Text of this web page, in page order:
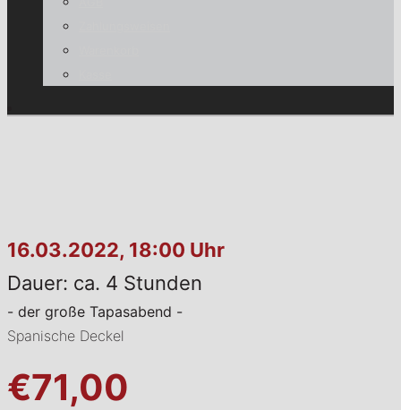
16.03.2022, 18:00 Uhr
Dauer: ca. 4 Stunden
- der große Tapasabend -
Spanische Deckel
€71,00